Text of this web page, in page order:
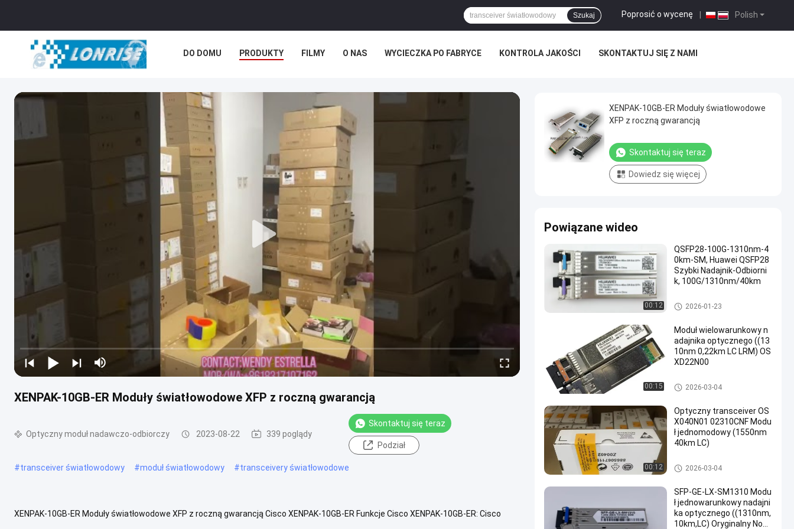
Polish
Poprosić o wycenę
Szukaj
DO DOMU PRODUKTY FILMY O NAS WYCIECZKA PO FABRYCE KONTROLA JAKOŚCI SKONTAKTUJ SIĘ Z NAMI
XENPAK-10GB-ER Moduły światłowodowe XFP z roczną gwarancją
Optyczny moduł nadawczo-odbiorczy 2023-08-22 339 poglądy
Skontaktuj się teraz
Podział
#transceiver światłowodowy #moduł światłowodowy #transceivery światłowodowe
XENPAK-10GB-ER Moduły światłowodowe XFP z roczną gwarancją Cisco XENPAK-10GB-ER Funkcje Cisco XENPAK-10GB-ER: Cisco
XENPAK-10GB-ER Moduły światłowodowe
XFP z roczną gwarancją
Skontaktuj się teraz
Dowiedz się więcej
Powiązane wideo
00:12
QSFP28-100G-1310nm-4
0km-SM, Huawei QSFP28
Szybki Nadajnik-Odbiorni
k, 100G/1310nm/40km
Optyczny moduł nadawczo-od
biorczy
2026-01-23
00:15
Moduł wielowarunkowy n
adajnika optycznego ((13
10nm 0,22km LC LRM) OS
XD22N00
Optyczny moduł nadawczo-od
biorczy
2026-03-04
00:12
Optyczny transceiver OS
X040N01 02310CNF Modu
ł jednomodowy (1550nm
40km LC)
Optyczny moduł nadawczo-od
biorczy
2026-03-04
SFP-GE-LX-SM1310 Modu
ł jednowarunkowy nadajni
ka optycznego ((1310nm,
10km,LC) Oryginalny Now